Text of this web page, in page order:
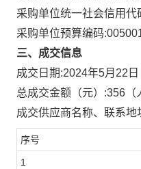
采购单位统一社会信用代
采购单位预算编码:
三、成交信息
成交日期:2024年5月22日
总成交金额（元）:356
成交供应商名称、联系地
序号
1